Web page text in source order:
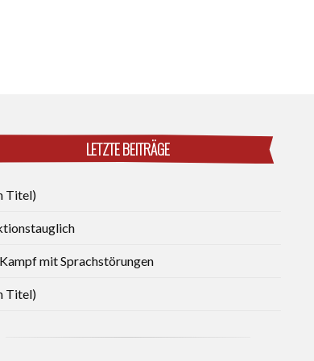
LETZTE BEITRÄGE
Titel)
mit Sprachstörungen
Titel)